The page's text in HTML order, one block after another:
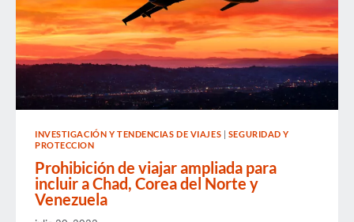
INVESTIGACIÓN Y TENDENCIAS DE VIAJES | SEGURIDAD Y
PROTECCION
Prohibición de viajar ampliada para
incluir a Chad, Corea del Norte y
Venezuela